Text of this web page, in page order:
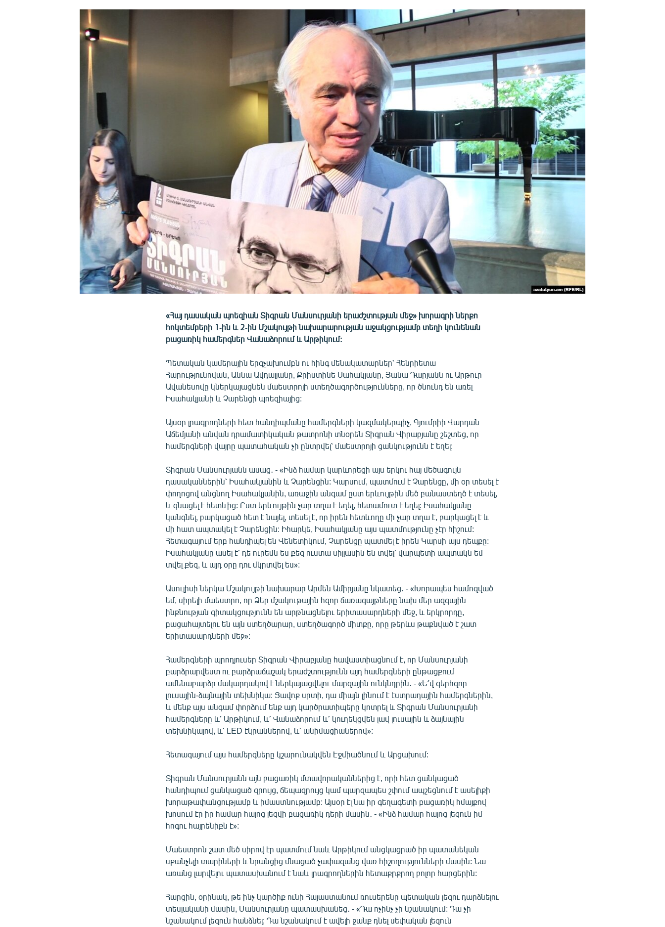
ՁԳՏԵԼՈՎ ԼԱՎԱԳՈՒՅՆԻՆ
«Հայ դասական պոեզիան Տիգրան Մանսուրյանի երաժշտության մեջ» խորագրի ներքո
հոկտեմբերի 1-ին և 2-ին Մշակույթի նախարարության աջակցությամբ տեղի կունենան
բացառիկ համերգներ Վանաձորում և Արթիկում:
Պետական կամերային երգչախումբն ու հինգ մենակատարներ՝ Հենրիետա
Հարությունովան, Աննա Ավդալյանը, Քրիստինե Սահակյանը, Յանա Դարյանն ու Արթուր
Ավանեսովը կներկայացնեն մաեստրոյի ստեղծագործությունները, որ ծնունդ են առել
Իսահակյանի և Չարենցի պոեզիայից:
Այսօր լրագրողների հետ հանդիպմանը համերգների կազմակերպիչ, Գյումրիի Վարդան
Աճեմյանի անվան դրամատիկական թատրոնի տնօրեն Տիգրան Վիրաբյանը շեշտեց, որ
համերգների վայրը պատահական չի ընտրվել՝ մաեստրոյի ցանկությունն է եղել:
Տիգրան Մանսուրյանն ասաց․ - «Ինձ համար կարևորեցի այս երկու հայ մեծագույն
դասականներին՝ Իսահակյանին և Չարենցին: Կարսում, պատմում է Չարենցը, մի օր տեսել է
փողոցով անցնող Իսահակյանին, առաջին անգամ ըստ երևույթին մեծ բանաստեղծ է տեսել,
և գնացել է հետևից: Ըստ երևույթին չար տղա է եղել, հետամուտ է եղել: Իսահակյանը
կանգնել, բարկացած հետ է նայել, տեսել է, որ իրեն հետևողը մի չար տղա է, բարկացել է և
մի հատ ապտակել է Չարենցին: Իհարկե, Իսահակյանը այս պատմությունը չէր հիշում:
Հետագայում երբ հանդիպել են Վենետիկում, Չարենցը պատմել է իրեն Կարսի այս դեպքը:
Իսահակյանը ասել է՝ դե ուրեմն ես քեզ ուստա սիլլասին են տվել՝ վարպետի ապտակն եմ
տվել քեզ, և այդ օրը դու մկրտվել ես»:
Ասուլիսի ներկա Մշակույթի նախարար Արմեն Ամիրյանը նկատեց․ - «Խորապես համոզված
եմ, սիրելի մաեստրո, որ Ձեր մշակութային հզոր ճառագայթները նախ մեր ազգային
ինքնության գիտակցությունն են արթնացնելու երիտասարդների մեջ, և երկրորդը,
բացահայտելու են այն ստեղծարար, ստեղծագործ միտքը, որը թերևս թաքնված է շատ
երիտասարդների մեջ»:
Համերգների պրոդյուսեր Տիգրան Վիրաբյանը հավաստիացնում է, որ Մանսուրյանի
բարձրարվեստ ու բարձրաճաշակ երաժշտությունն այդ համերգների ընթացքում
ամենաբարձր մակարդակով է ներկայացվելու մարզային ունկնդրին․ - «Ե՛վ գերհզոր
լուսային-ձայնային տեխնիկա: Ցավոք սրտի, դա միայն լինում է էստրադային համերգներին,
և մենք այս անգամ փորձում ենք այդ կարծրատիպերը կոտրել և Տիգրան Մանսուրյանի
համերգները և՛ Արթիկում, և՛ Վանաձորում և՛ կուղեկցվեն լավ լուսային և ձայնային
տեխնիկայով, և՛ LED էկրաններով, և՛ անիմացիաներով»:
Հետագայում այս համերգները կշարունակվեն Էջմիածնում և Արցախում:
Տիգրան Մանսուրյանն այն բացառիկ մտավորականներից է, որի հետ ցանկացած
հանդիպում ցանկացած զրույց, ճեպազրույց կամ պարզապես շփում ապշեցնում է ասելիքի
խորաթափանցությամբ և իմաստնությամբ: Այսօր էլ նա իր գեղագետի բացառիկ հմայքով
խոսում էր իր համար հայոց լեզվի բացառիկ դերի մասին․ - «Ինձ համար հայոց լեզուն իմ
հոգու հայրենիքն է»:
Մաեստրոն շատ մեծ սիրով էր պատմում նաև Արթիկում անցկացրած իր պատանեկան
սքանչելի տարիների և նրանցից մնացած չափազանց վառ հիշողությունների մասին: Նա
առանց լարվելու պատասխանում է նաև լրագրողներին հետաքրքրող բոլոր հարցերին:
Հարցին, օրինակ, թե ինչ կարծիք ունի Հայաստանում ռուսերենը պետական լեզու դարձնելու
տեսլականի մասին, Մանսուրյանը պատասխանեց․ - «Դա ոչինչ չի նշանակում: Դա չի
նշանակում լեզուն հանձնել: Դա նշանակում է ավելի ջանք դնել սեփական լեզուն